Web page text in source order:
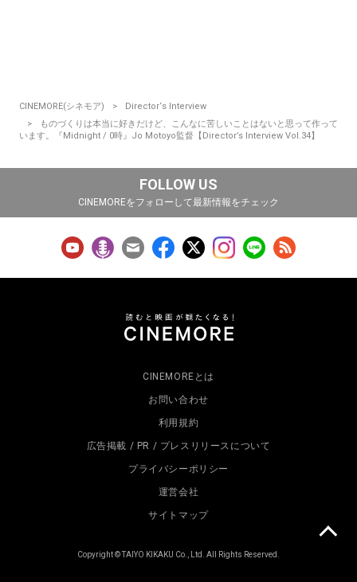
CINEMORE(シネモア)
Director‘s Interview
ものづくりは本当に好きだけど、こんなに苦しいことはないと思って作って
います。『Midnight / 0時』Jo Motoyo監督【Director’s Interview Vol.34】
FOLLOW US
CINEMOREをフォローして最新情報をチェック
CINEMOREとは
お問い合わせ
利用規約
広告掲載 / PR / プレスリリースについて
プライバシーポリシー
運営会社
サイトマップ
Copyright © TAIYO KIKAKU Co., Ltd. All Rights Reserved.